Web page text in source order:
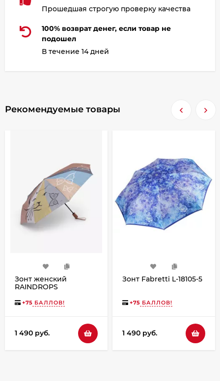
Прошедшая строгую проверку качества
100% возврат денег, если товар не
подошел
В течение 14 дней
Рекомендуемые товары
Зонт женский
RAINDROPS
+75 БАЛЛОВ!
1 490 руб.
Зонт Fabretti L-18105-5
+75 БАЛЛОВ!
1 490 руб.